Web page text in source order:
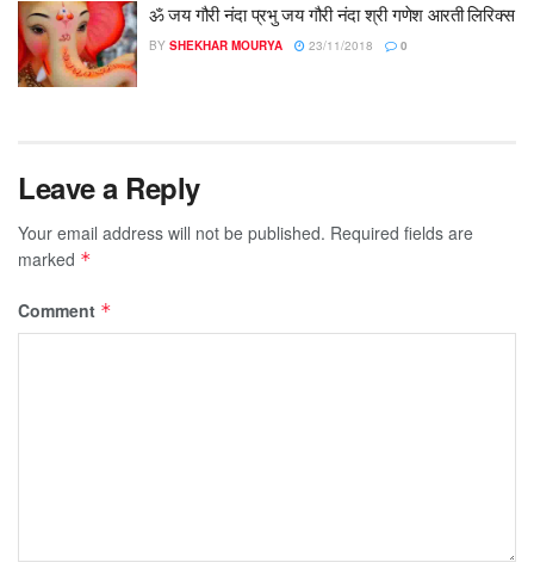
ॐ जय गौरी नंदा प्रभु जय गौरी नंदा श्री गणेश आरती लिरिक्स
BY SHEKHAR MOURYA 23/11/2018 0
Leave a Reply
Your email address will not be published. Required fields are
marked *
Comment *